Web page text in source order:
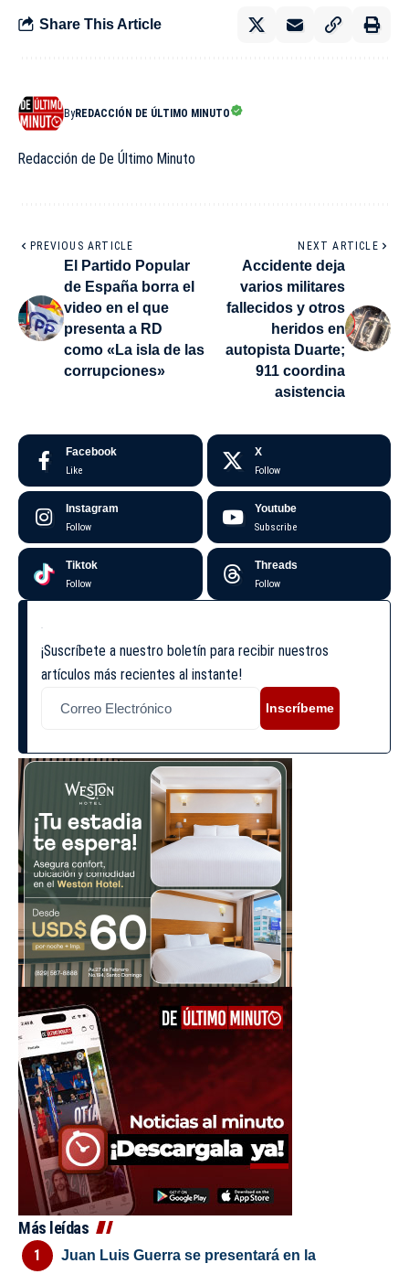
Share This Article
ByREDACCIÓN DE ÚLTIMO MINUTO
Redacción de De Último Minuto
PREVIOUS ARTICLE
El Partido Popular
de España borra el
video en el que
presenta a RD
como «La isla de las
corrupciones»
NEXT ARTICLE
Accidente deja
varios militares
fallecidos y otros
heridos en
autopista Duarte;
911 coordina
asistencia
Facebook
Like
X
Follow
Instagram
Follow
Youtube
Subscribe
Tiktok
Follow
Threads
Follow
¡Suscríbete a nuestro boletín para recibir nuestros
artículos más recientes al instante!
Inscríbeme
Más leídas
Juan Luis Guerra se presentará en la